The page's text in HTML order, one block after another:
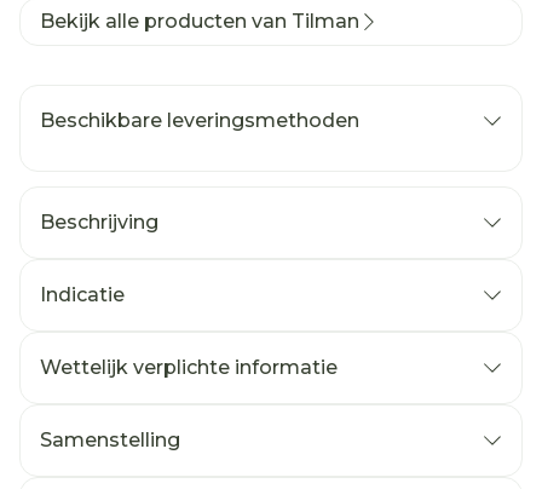
Bekijk alle producten van Tilman
Beschikbare leveringsmethoden
Beschrijving
Indicatie
Wettelijk verplichte informatie
Samenstelling